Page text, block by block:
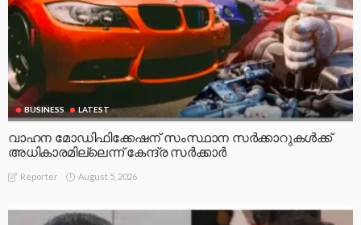
BUSINESS LATEST
വാഹന മോഡിഫിക്കേഷന് സംസ്ഥാന സർക്കാറുകൾക്ക്
അധികാരമില്ലെന്ന് കേന്ദ്ര സർക്കാർ
Reporter August 5, 2026